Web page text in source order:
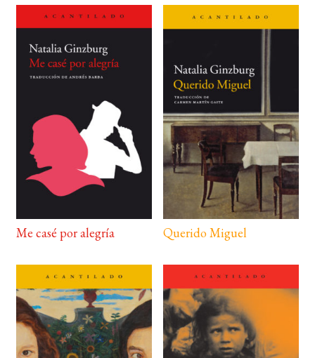
Me casé por alegría Querido Miguel